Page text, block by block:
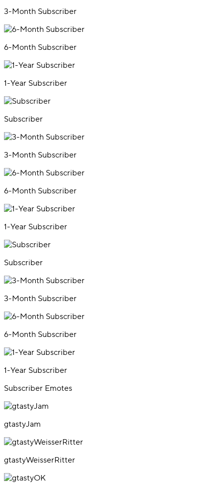
3-Month Subscriber
6-Month Subscriber
1-Year Subscriber
Subscriber
3-Month Subscriber
6-Month Subscriber
1-Year Subscriber
Subscriber
3-Month Subscriber
6-Month Subscriber
1-Year Subscriber
Subscriber Emotes
gtastyJam
gtastyWeisserRitter